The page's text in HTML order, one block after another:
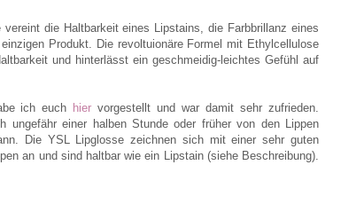
die Haltbarkeit eines Lipstains, die Farbbrillanz eines
Produkt. Die revoltuionäre Formel mit Ethylcellulose
und hinterlässt ein geschmeidig-leichtes Gefühl auf
ich euch hier vorgestellt und war damit sehr zufrieden.
einer halben Stunde oder früher von den Lippen
Die YSL Lipglosse zeichnen sich mit einer sehr guten
an und sind haltbar wie ein Lipstain (siehe Beschreibung).